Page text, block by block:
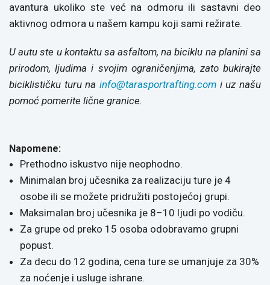
avantura ukoliko ste već na odmoru ili sastavni deo
aktivnog odmora u našem kampu koji sami režirate.
U autu ste u kontaktu sa asfaltom, na biciklu na planini sa
prirodom, ljudima i svojim ograničenjima, zato bukirajte
biciklističku turu na info@tarasportrafting.com i uz našu
pomoć pomerite lične granice.
Napomene:
Prethodno iskustvo nije neophodno.
Minimalan broj učesnika za realizaciju ture je 4
osobe ili se možete pridružiti postojećoj grupi.
Maksimalan broj učesnika je 8–10 ljudi po vodiču.
Za grupe od preko 15 osoba odobravamo grupni
popust.
Za decu do 12 godina, cena ture se umanjuje za 30%
za noćenje i usluge ishrane.